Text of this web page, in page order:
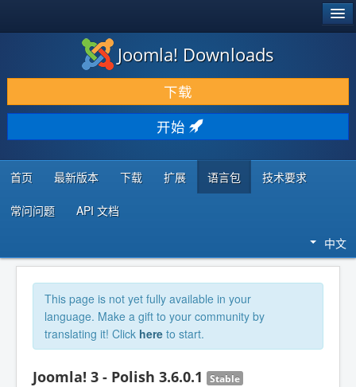
下载 & 扩展
发现 & 学习
社区 & 支持
开发者资源
Joomla! Downloads
下载
开始
首页 最新版本 下载 扩展 语言包 技术要求
常问问题 API 文档
中文
This page is not yet fully available in your
language. Make a gift to your community by
translating it! Click here to start.
Joomla! 3 - Polish 3.6.0.1 Stable